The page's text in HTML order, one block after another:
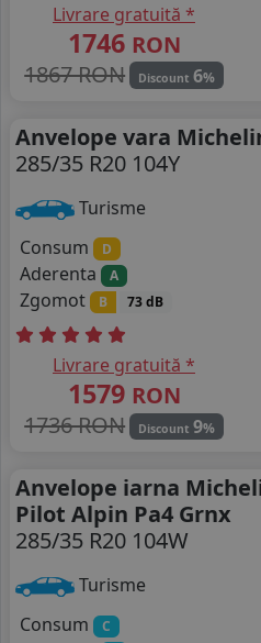
Livrare gratuită *
1746 RON
1867 RON
Discount 6%
Anvelope vara
285/35 R20 104Y
Turisme
Consum
D
Aderenta A
Zgomot B 73 dB
Livrare gratuită *
1579 RON
1736 RON
Discount 9%
Anvelope iarna
Pilot Alpin Pa4 Grnx
285/35 R20 104W
Turisme
Consum
C